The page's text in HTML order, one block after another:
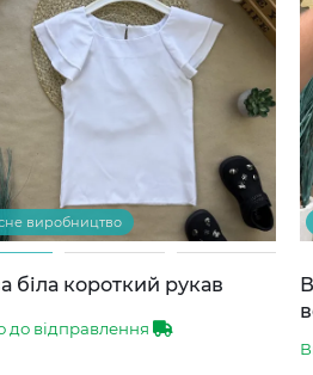
виробництво
біла короткий рукав
до відправлення